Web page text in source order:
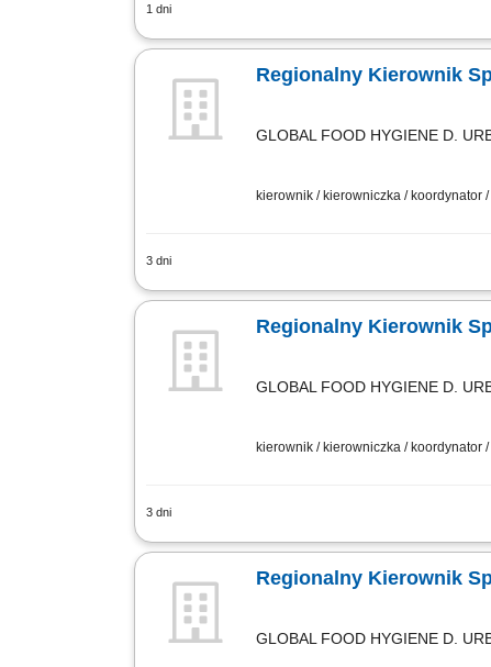
1 dni
Nadzór nad działalnością podległych
Regionalny Kierownik
GLOBAL FOOD HYGIENE D.
kierownik / kierowniczka / koordynator
3 dni
Twój zakres obowiązków Aktywne
Regionalny Kierownik
GLOBAL FOOD HYGIENE D.
kierownik / kierowniczka / koordynator
3 dni
Twój zakres obowiązków Aktywne
Regionalny Kierownik
GLOBAL FOOD HYGIENE D.